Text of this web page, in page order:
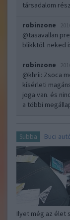
társadalom
robinzone
@tasavallan
blikktól. neked
robinzone
@khrii: Zsoca
kísérleti
joga van. és
a többi
Subba Buci
Ilyet még az élet